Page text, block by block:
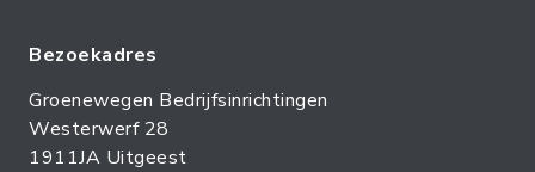
Bezoekadres
Groenewegen Bedrijfsinrichtingen
Westerwerf 28
1911JA Uitgeest